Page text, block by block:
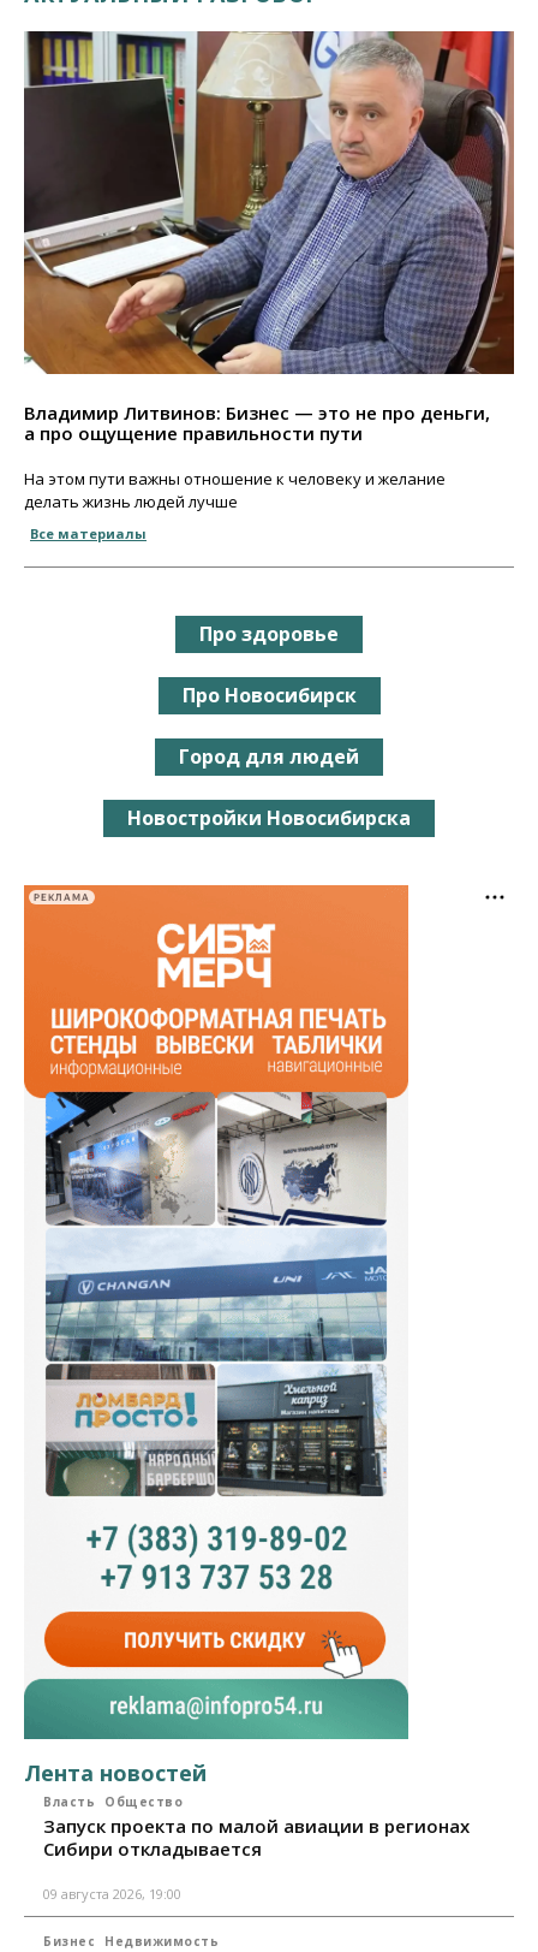
Владимир Литвинов: Бизнес — это не про деньги,
а про ощущение правильности пути
На этом пути важны отношение к человеку и желание
делать жизнь людей лучше
Все материалы
Про здоровье
Про Новосибирск
Город для людей
Новостройки Новосибирска
РЕКЛАМА
Лента новостей
Власть Общество
Запуск проекта по малой авиации в регионах
Сибири откладывается
09 августа 2026, 19:00
Бизнес Недвижимость